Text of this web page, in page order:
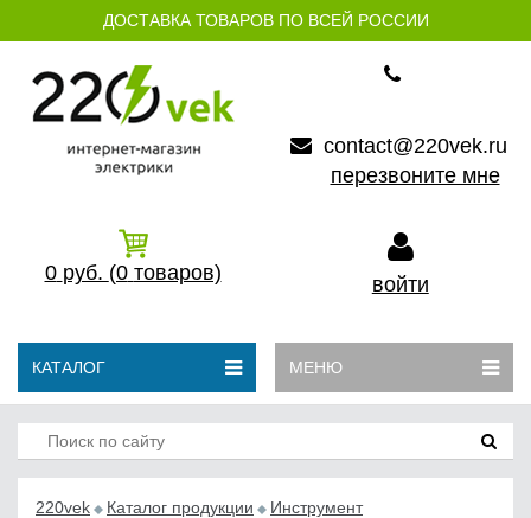
ДОСТАВКА ТОВАРОВ ПО ВСЕЙ РОССИИ
contact@220vek.ru
перезвоните мне
0 руб. (0 товаров) войти
КАТАЛОГ МЕНЮ
220vek Каталог продукции
Инструмент